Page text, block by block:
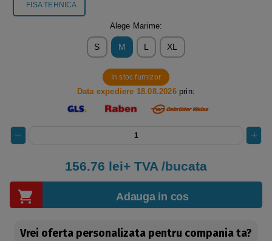
FISA TEHNICA
Alege Marime:
S M L XL
In stoc furnizor
Data expediere 18.08.2026prin:
156.76 lei+ TVA /bucata
Adauga in cos
Vrei oferta personalizata pentru compania ta?